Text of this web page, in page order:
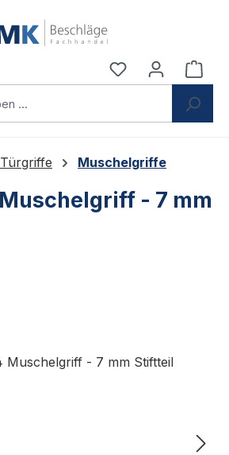
Du hast 0
Türgriffe Muschelgriffe
Muschelgriff - 7 mm